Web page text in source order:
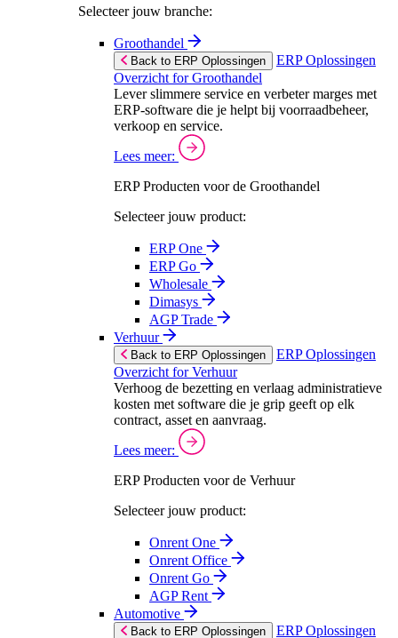
Selecteer jouw branche:
Groothandel
Back to ERP Oplossingen
ERP Oplossingen
Overzicht for Groothandel
Lever slimmere service en verbeter marges met
ERP-software die je helpt bij voorraadbeheer,
verkoop en service.
Lees meer:
ERP Producten voor de Groothandel
Selecteer jouw product:
ERP One
ERP Go
Wholesale
Dimasys
AGP Trade
Verhuur
Back to ERP Oplossingen
ERP Oplossingen
Overzicht for Verhuur
Verhoog de bezetting en verlaag administratieve
kosten met software die je grip geeft op elk
contract, asset en aanvraag.
Lees meer:
ERP Producten voor de Verhuur
Selecteer jouw product:
Onrent One
Onrent Office
Onrent Go
AGP Rent
Automotive
Back to ERP Oplossingen
ERP Oplossingen